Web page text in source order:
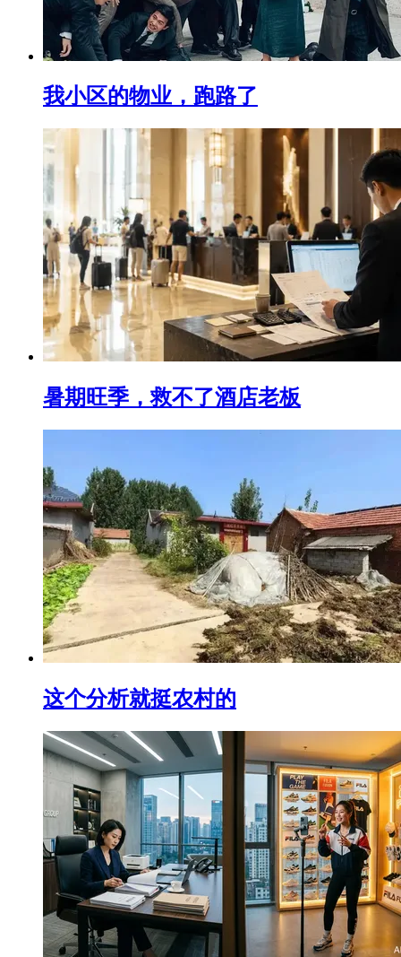
我小区的物业，跑路了
暑期旺季，救不了酒店老板
这个分析就挺农村的